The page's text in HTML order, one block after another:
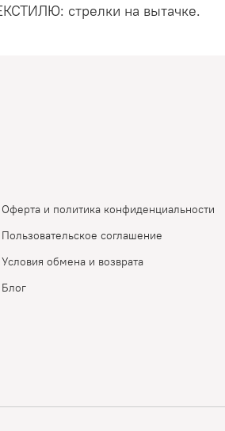
стрелки на вытачке.
Оферта и политика конфиденциальности
Пользовательское соглашение
Условия обмена и возврата
Блог